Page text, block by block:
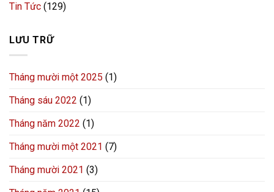
Tin Tức (129)
LƯU TRỮ
Tháng mười một 2025 (1)
Tháng sáu 2022 (1)
Tháng năm 2022 (1)
Tháng mười một 2021 (7)
Tháng mười 2021 (3)